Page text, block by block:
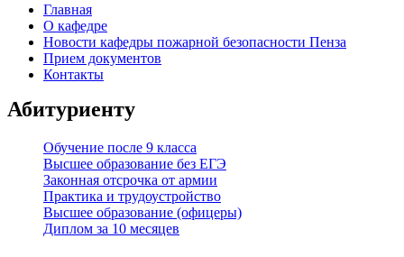
Главная
О кафедре
Новости кафедры пожарной безопасности Пенза
Прием документов
Контакты
Абитуриенту
Обучение после 9 класса
Высшее образование без ЕГЭ
Законная отсрочка от армии
Практика и трудоустройство
Высшее образование (офицеры)
Диплом за 10 месяцев